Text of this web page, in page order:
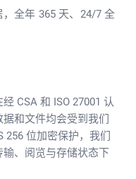
全年 365 天、24/7 全
CSA 和 ISO 27001 认
和文件均会受到我们
256 位加密保护，我们
、阅览与存储状态下